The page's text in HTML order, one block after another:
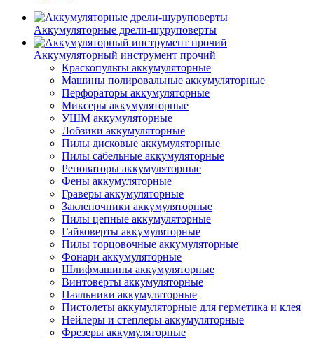
Аккумуляторные дрели-шуруповерты
Аккумуляторный инструмент прочий
Краскопульты аккумуляторные
Машины полировальные аккумуляторные
Перфораторы аккумуляторные
Миксеры аккумуляторные
УШМ аккумуляторные
Лобзики аккумуляторные
Пилы дисковые аккумуляторные
Пилы сабельные аккумуляторные
Реноваторы аккумуляторные
Фены аккумуляторные
Граверы аккумуляторные
Заклепочники аккумуляторные
Пилы цепные аккумуляторные
Гайковерты аккумуляторные
Пилы торцовочные аккумуляторные
Фонари аккумуляторные
Шлифмашины аккумуляторные
Винтоверты аккумуляторные
Паяльники аккумуляторные
Пистолеты аккумуляторные для герметика и клея
Нейлеры и степлеры аккумуляторные
Фрезеры аккумуляторные